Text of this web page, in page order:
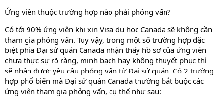
Ứng viên thuộc trường hợp nào phải phỏng vấn?
Có tới 90% ứng viên khi xin Visa du học Canada sẽ không cần
tham gia phỏng vấn. Tuy vậy, trong một số trường hợp đặc
biệt phía Đại sứ quán Canada nhận thấy hồ sơ của ứng viên
chưa thực sự rõ ràng, minh bạch hay không thuyết phục thì
sẽ nhận được yêu cầu phỏng vấn từ Đại sứ quán. Có 2 trường
hợp phổ biến mà Đại sứ quán Canada thường bắt buộc các
ứng viên tham gia phỏng vấn, cụ thể như sau: